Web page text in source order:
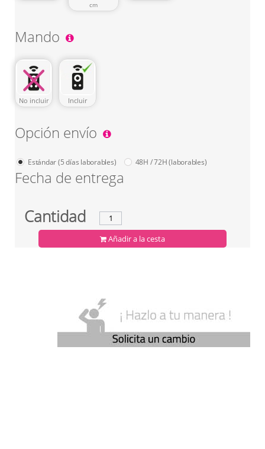
cm
Mando
No incluir Incluir
Opción envío
Estándar (5 días laborables) 48H / 72H (laborables)
Fecha de entrega
Cantidad
Añadir a la cesta